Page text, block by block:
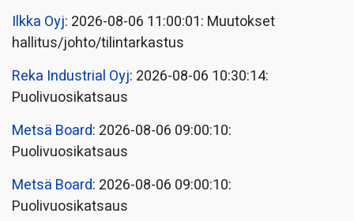
Ilkka Oyj: 2026-08-06 11:00:01: Muutokset
hallitus/johto/tilintarkastus
Reka Industrial Oyj: 2026-08-06 10:30:14:
Puolivuosikatsaus
Metsä Board: 2026-08-06 09:00:10:
Puolivuosikatsaus
Metsä Board: 2026-08-06 09:00:10:
Puolivuosikatsaus